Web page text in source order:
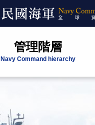
管理階層
Navy Command hierarchy